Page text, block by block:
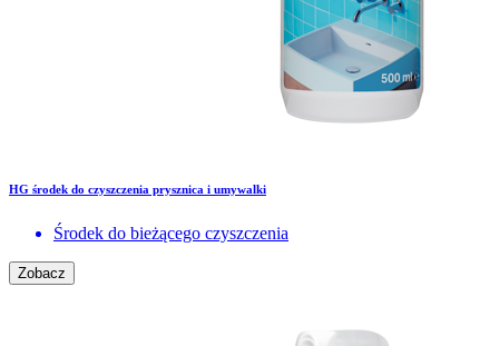
HG środek do czyszczenia prysznica i umywalki
Środek do bieżącego czyszczenia
Zobacz